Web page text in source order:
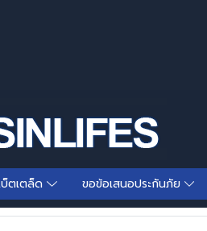
บ็ตเตล็ด ขอข้อเสนอประกันภัย